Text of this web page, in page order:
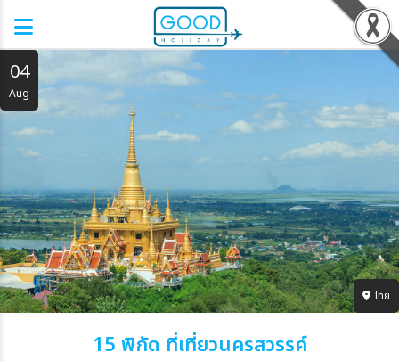
04
Aug
ไทย
15 พิกัด ที่เที่ยวนครสวรรค์